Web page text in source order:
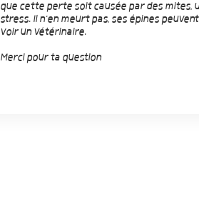
que cette perte soit causée par des mites,
stress. Il n'en meurt pas, ses épines
voir un vétérinaire.
Merci pour ta question